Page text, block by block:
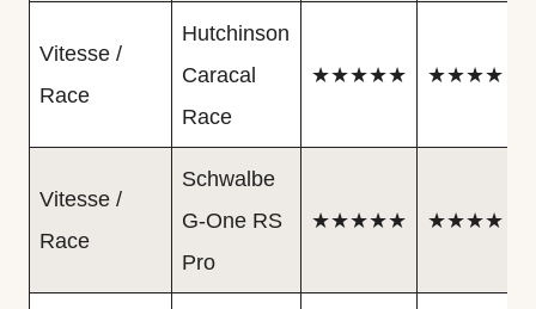
Vitesse /
Race
Hutchinson
Caracal
Race
★★★★★ ★★★★
Vitesse /
Race
Schwalbe
G-One RS
Pro
★★★★★ ★★★★